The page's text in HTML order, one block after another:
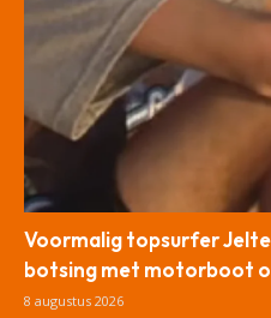
Voormalig topsurfer
botsing met motorboot
8 augustus 2026